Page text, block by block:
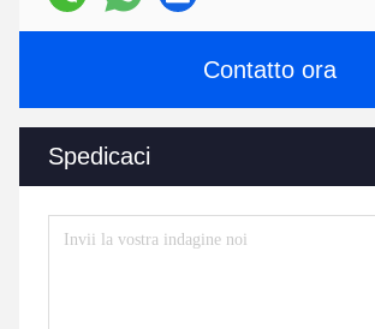
Contatto ora
Spedicaci